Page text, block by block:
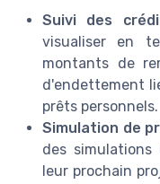
Suivi des
visualiser en
montants de
d'endettement
prêts personnels.
Simulation de
des
leur prochain